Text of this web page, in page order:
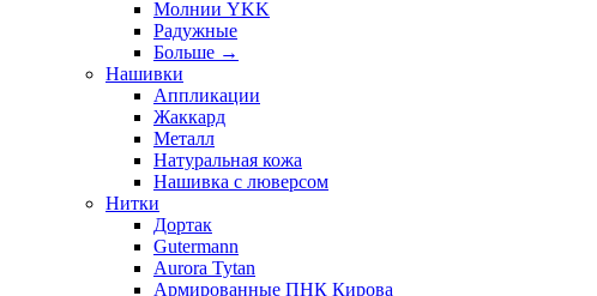
Молнии YKK
Радужные
Больше →
Нашивки
Аппликации
Жаккард
Металл
Натуральная кожа
Нашивка с люверсом
Нитки
Дортак
Gutermann
Aurora Tytan
Армированные ПНК Кирова